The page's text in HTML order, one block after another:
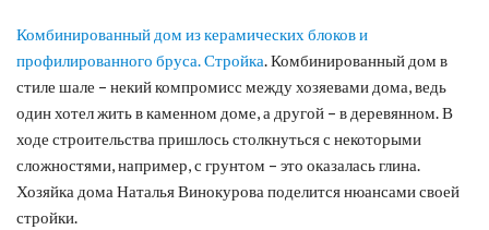
Комбинированный дом из керамических блоков и
профилированного бруса. Стройка. Комбинированный дом в
стиле шале – некий компромисс между хозяевами дома, ведь
один хотел жить в каменном доме, а другой – в деревянном. В
ходе строительства пришлось столкнуться с некоторыми
сложностями, например, с грунтом – это оказалась глина.
Хозяйка дома Наталья Винокурова поделится нюансами своей
стройки.